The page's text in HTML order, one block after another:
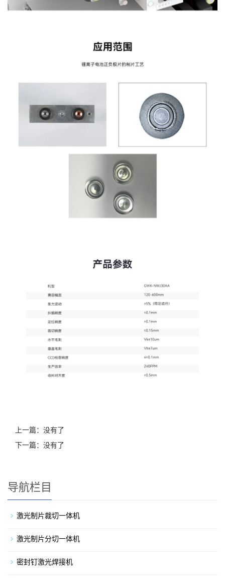
上一篇：没有了
下一篇：没有了
导航栏目
激光制片裁切一体机
激光制片分切一体机
密封钉激光焊接机